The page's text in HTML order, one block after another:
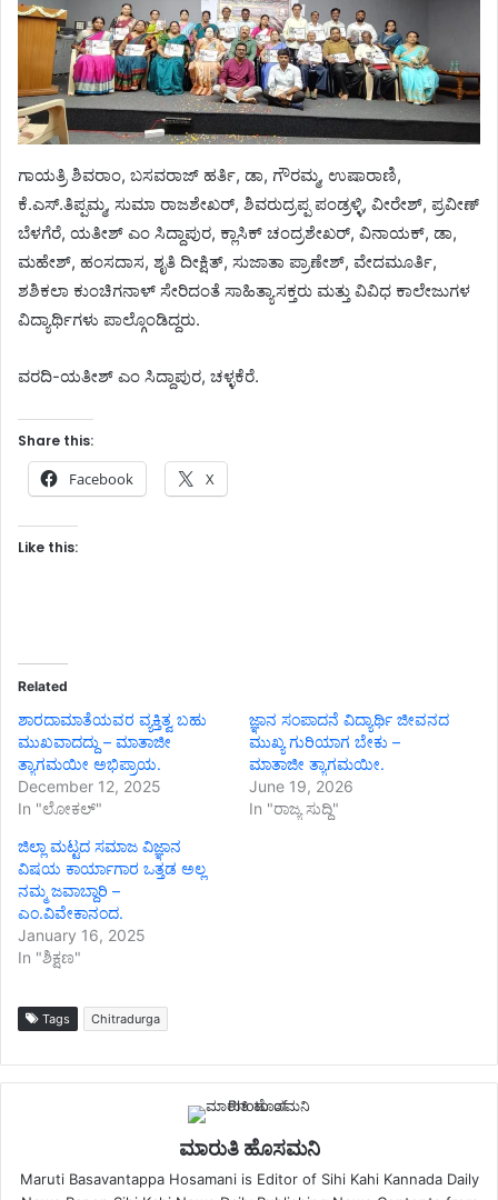
ಗಾಯತ್ರಿ ಶಿವರಾಂ, ಬಸವರಾಜ್ ಹರ್ತಿ, ಡಾ, ಗೌರಮ್ಮ, ಉಷಾರಾಣಿ,
ಕೆ.ಎಸ್.ತಿಪ್ಪಮ್ಮ, ಸುಮಾ ರಾಜಶೇಖರ್, ಶಿವರುದ್ರಪ್ಪ ಪಂಡ್ರಳ್ಳಿ, ವೀರೇಶ್, ಪ್ರವೀಣ್
ಬೆಳಗೆರೆ, ಯತೀಶ್ ಎಂ ಸಿದ್ದಾಪುರ, ಕ್ಲಾಸಿಕ್ ಚಂದ್ರಶೇಖರ್, ವಿನಾಯಕ್, ಡಾ,
ಮಹೇಶ್, ಹಂಸದಾಸ, ಶೃತಿ ದೀಕ್ಷಿತ್, ಸುಜಾತಾ ಪ್ರಾಣೇಶ್, ವೇದಮೂರ್ತಿ,
ಶಶಿಕಲಾ ಕುಂಚಿಗನಾಳ್ ಸೇರಿದಂತೆ ಸಾಹಿತ್ಯಾಸಕ್ತರು ಮತ್ತು ವಿವಿಧ ಕಾಲೇಜುಗಳ
ವಿದ್ಯಾರ್ಥಿಗಳು ಪಾಲ್ಗೊಂಡಿದ್ದರು.
ವರದಿ-ಯತೀಶ್ ಎಂ ಸಿದ್ದಾಪುರ, ಚಳ್ಳಕೆರೆ.
Share this:
Facebook X
Like this:
Related
ಶಾರದಾಮಾತೆಯವರ ವ್ಯಕ್ತಿತ್ವ ಬಹು
ಮುಖವಾದದ್ದು – ಮಾತಾಜೀ
ತ್ಯಾಗಮಯೀ ಅಭಿಪ್ರಾಯ.
December 12, 2025
In "ಲೋಕಲ್"
ಜ್ಞಾನ ಸಂಪಾದನೆ ವಿದ್ಯಾರ್ಥಿ ಜೀವನದ
ಮುಖ್ಯ ಗುರಿಯಾಗ ಬೇಕು –
ಮಾತಾಜೀ ತ್ಯಾಗಮಯೀ.
June 19, 2026
In "ರಾಜ್ಯ ಸುದ್ದಿ"
ಜಿಲ್ಲಾ ಮಟ್ಟದ ಸಮಾಜ ವಿಜ್ಞಾನ
ವಿಷಯ ಕಾರ್ಯಾಗಾರ ಒತ್ತಡ ಅಲ್ಲ
ನಮ್ಮ ಜವಾಬ್ದಾರಿ –
ಎಂ.ವಿವೇಕಾನಂದ.
January 16, 2025
In "ಶಿಕ್ಷಣ"
Tags Chitradurga
ಮಾರುತಿ ಹೊಸಮನಿ
Maruti Basavantappa Hosamani is Editor of Sihi Kahi Kannada Daily